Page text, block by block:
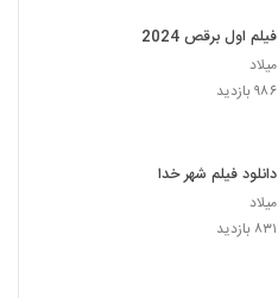
فیلم اول برقص 2024
میلاد
۹۸۶ بازدید
دانلود فیلم شهر خدا
میلاد
۸۳۱ بازدید